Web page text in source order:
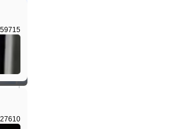
成
59715
27610